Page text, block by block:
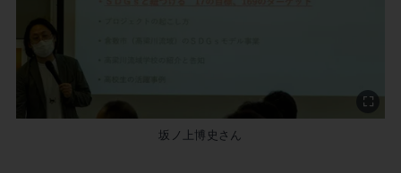
坂ノ上博史さん